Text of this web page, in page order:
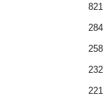
821
284
258
232
221